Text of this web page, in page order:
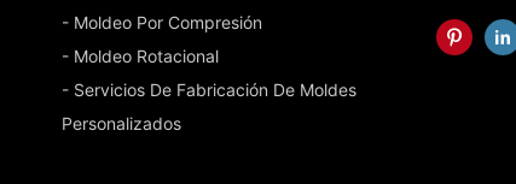
- Moldeo Por Compresión
- Moldeo Rotacional
- Servicios De Fabricación De Moldes
Personalizados